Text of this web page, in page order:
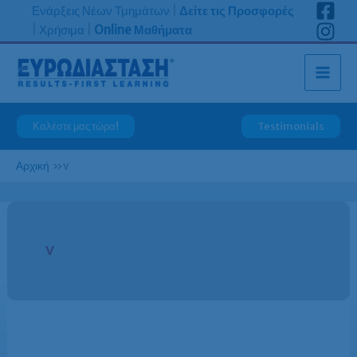
Μετάβαση
περιεχόμενο
Ενάρξεις Νέων Τμημάτων
Δείτε τις Προσφορές
Χρήσιμα Online Μαθήματα
Καλέστε μας τώρα! Testimonials
Αρχική »v
v